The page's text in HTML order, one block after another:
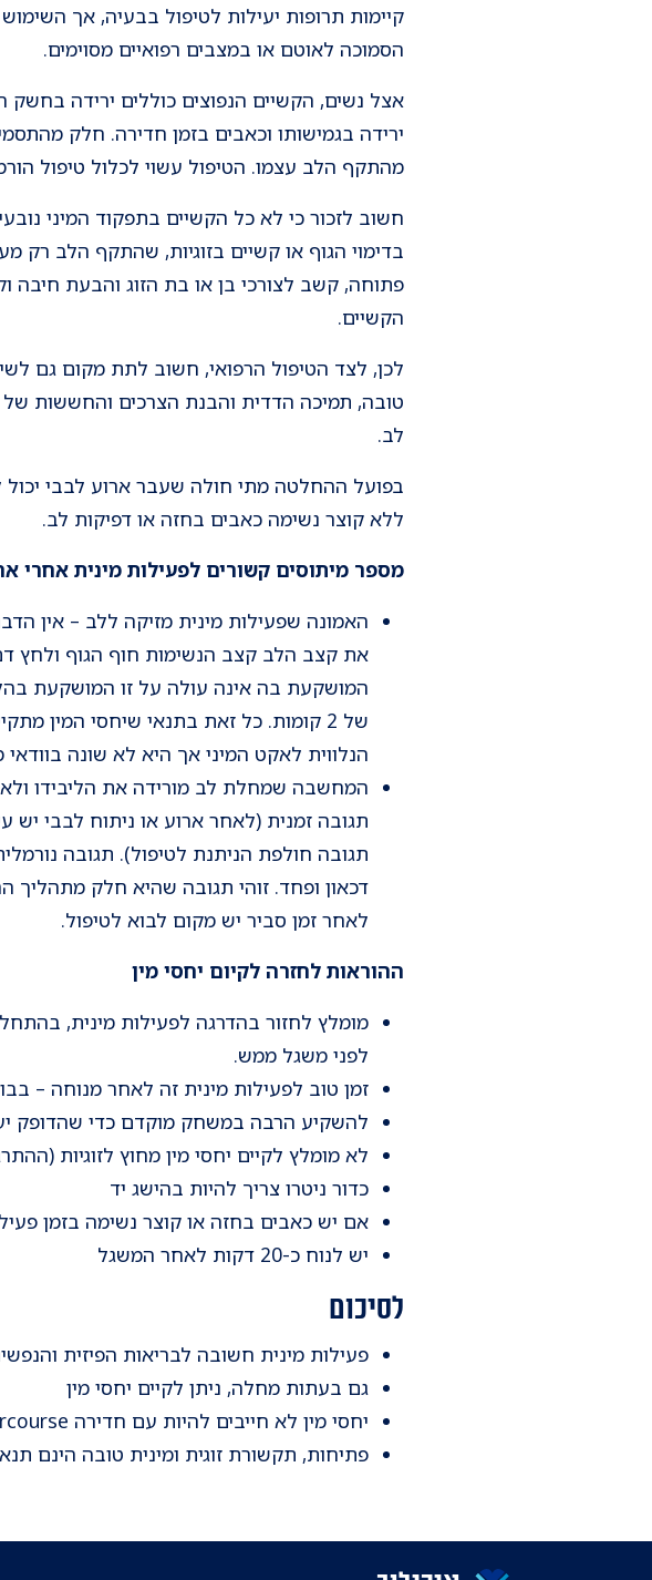
קיימות תרופות יעילות לטיפול בבעיה, אך
הסמוכה לאוטם או במצבים רפואיים מסוימים.
אצל נשים, הקשיים הנפוצים כוללים ירידה בחשק
ירידה בגמישותו וכאבים בזמן חדירה. חלק
מהתקף הלב עצמו. הטיפול עשוי לכלול טיפול
חשוב לזכור כי לא כל הקשיים בתפקוד המיני
בדימוי הגוף או קשיים בזוגיות, שהתקף הלב רק
פתוחה, קשב לצורכי בן או בת הזוג והבעת חיבה
הקשיים.
לכן, לצד הטיפול הרפואי, חשוב לתת מקום גם
טובה, תמיכה הדדית והבנת הצרכים והחששות
לב.
בפועל ההחלטה מתי חולה שעבר ארוע לבבי יכול
ללא קוצר נשימה כאבים בחזה או דפיקות לב.
מספר מיתוסים קשורים לפעילות מינית אחרי
האמונה שפעילות מינית מזיקה ללב – אין
את קצב הלב קצב הנשימות חוף הגוף ולחץ
של 2 קומות. כל זאת בתנאי שיחסי המין
הנלווית לאקט המיני אך היא לא שונה
המחשבה שמחלת לב מורידה את הליבידו ולא
תגובה זמנית (לאחר ארוע או ניתוח לבבי יש
תגובה חולפת הניתנת לטיפול). תגובה
דכאון ופחד. זוהי תגובה שהיא חלק מתהליך
לאחר זמן סביר יש מקום לבוא לטיפול.
ההוראות לחזרה לקיום יחסי מין
מומלץ לחזור בהדרגה לפעילות מינית,
לפני משגל ממש.
זמן טוב לפעילות מינית זה לאחר מנוחה –
להשקיע הרבה במשחק מוקדם כדי שהדופק
לא מומלץ לקיים יחסי מין מחוץ לזוגיות
כדור ניטרו צריך להיות בהישג יד
אם יש כאבים בחזה או קוצר נשימה בזמן
יש לנוח כ-20 דקות לאחר המשגל
לסיכום
פעילות מינית חשובה לבריאות הפיזית
גם בעתות מחלה, ניתן לקיים יחסי מין
יחסי מין לא חייבים להיות עם חדירה intercourse כל מגע גופני אינטימי - outercourse נחשב כמגע מיני
פתיחות, תקשורת זוגית ומינית טובה הינם